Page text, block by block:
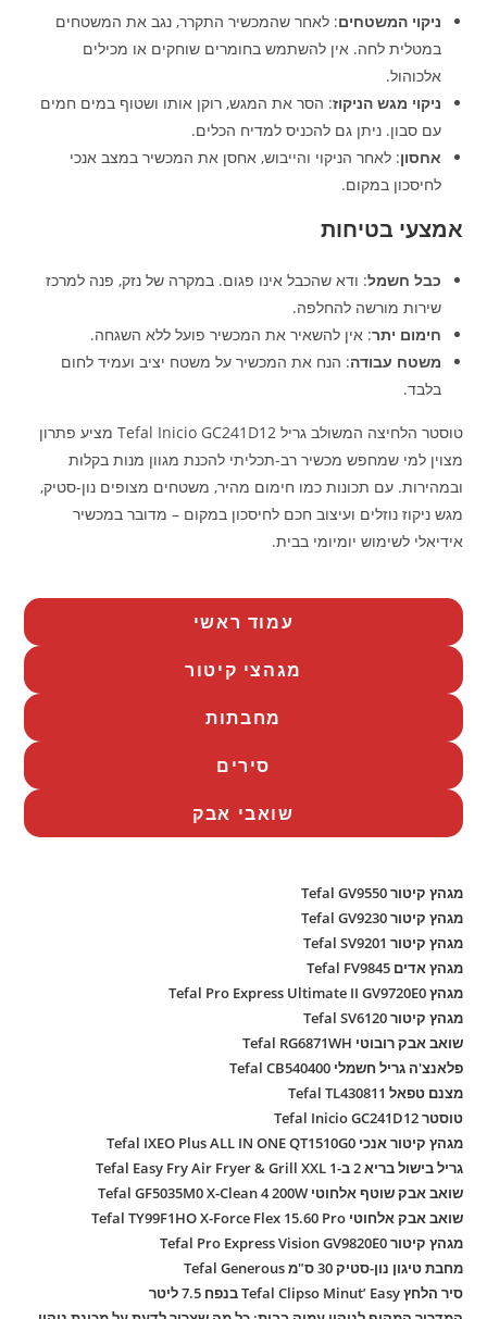
ניקוי המשטחים: לאחר שהמכשיר התקרר, נגב את המשטחים
במטלית לחה. אין להשתמש בחומרים שוחקים או מכילים
אלכוהול.​
ניקוי מגש הניקוז: הסר את המגש, רוקן אותו ושטוף במים חמים
עם סבון. ניתן גם להכניס למדיח הכלים.​
אחסון: לאחר הניקוי והייבוש, אחסן את המכשיר במצב אנכי
לחיסכון במקום.​
אמצעי בטיחות
כבל חשמל: ודא שהכבל אינו פגום. במקרה של נזק, פנה למרכז
שירות מורשה להחלפה.​
חימום יתר: אין להשאיר את המכשיר פועל ללא השגחה.​
משטח עבודה: הנח את המכשיר על משטח יציב ועמיד לחום
בלבד.​
טוסטר הלחיצה המשולב גריל Tefal Inicio GC241D12 מציע פתרון
מצוין למי שמחפש מכשיר רב-תכליתי להכנת מגוון מנות בקלות
ובמהירות. עם תכונות כמו חימום מהיר, משטחים מצופים נון-סטיק,
מגש ניקוז נוזלים ועיצוב חכם לחיסכון במקום – מדובר במכשיר
אידיאלי לשימוש יומיומי בבית.
עמוד ראשי
מגהצי קיטור
מחבתות
סירים
שואבי אבק
מגהץ קיטור Tefal GV9550
מגהץ קיטור Tefal GV9230
מגהץ קיטור Tefal SV9201
מגהץ אדים Tefal FV9845
מגהץ Tefal Pro Express Ultimate II GV9720E0
מגהץ קיטור Tefal SV6120
שואב אבק רובוטי Tefal RG6871WH
פלאנצ'ה גריל חשמלי Tefal CB540400
מצנם טפאל Tefal TL430811
טוסטר Tefal Inicio GC241D12
מגהץ קיטור אנכי Tefal IXEO Plus ALL IN ONE QT1510G0
גריל בישול בריא 2 ב-1 Tefal Easy Fry Air Fryer & Grill XXL
שואב אבק שוטף אלחוטי Tefal GF5035M0 X-Clean 4 200W
שואב אבק אלחוטי Tefal TY99F1HO X-Force Flex 15.60 Pro
מגהץ קיטור Tefal Pro Express Vision GV9820E0
מחבת טיגון נון-סטיק 30 ס"מ Tefal Generous
סיר הלחץ Tefal Clipso Minut’ Easy בנפח 7.5 ליטר